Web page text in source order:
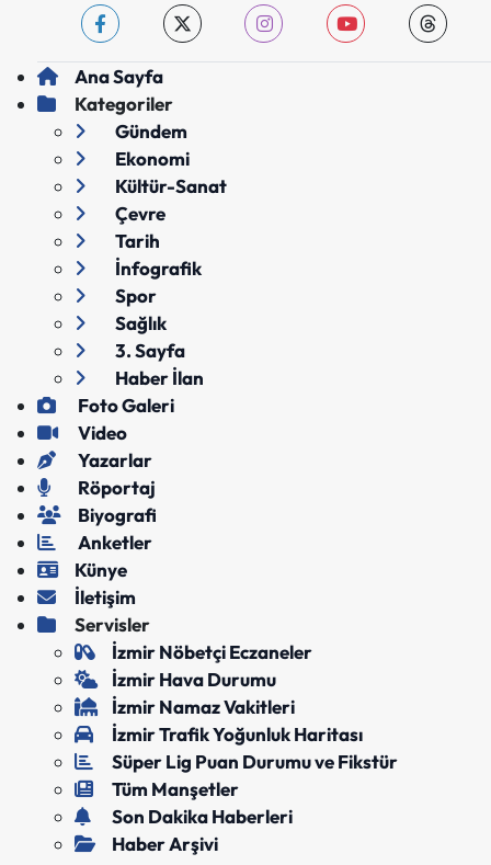
Ana Sayfa
Kategoriler
Gündem
Ekonomi
Kültür-Sanat
Çevre
Tarih
İnfografik
Spor
Sağlık
3. Sayfa
Haber İlan
Foto Galeri
Video
Yazarlar
Röportaj
Biyografi
Anketler
Künye
İletişim
Servisler
İzmir Nöbetçi Eczaneler
İzmir Hava Durumu
İzmir Namaz Vakitleri
İzmir Trafik Yoğunluk Haritası
Süper Lig Puan Durumu ve Fikstür
Tüm Manşetler
Son Dakika Haberleri
Haber Arşivi